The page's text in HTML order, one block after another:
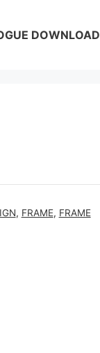
DOWNLOAD
, FRAME, FRAME